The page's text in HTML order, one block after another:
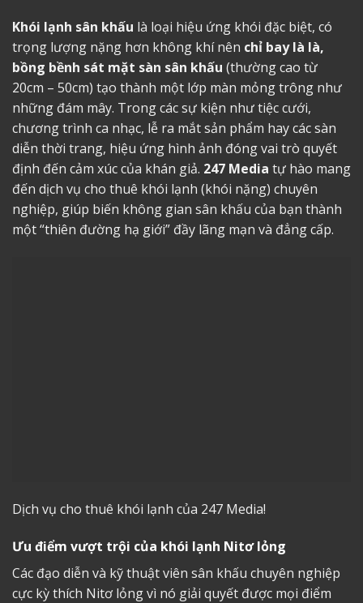
Khói lạnh sân khấu là loại hiệu ứng khói đặc biệt, có
trọng lượng nặng hơn không khí nên chỉ bay là là,
bồng bềnh sát mặt sàn sân khấu (thường cao từ
20cm – 50cm) tạo thành một lớp màn mỏng trông như
những đám mây. Trong các sự kiện như tiệc cưới,
chương trình ca nhạc, lễ ra mắt sản phẩm hay các sàn
diễn thời trang, hiệu ứng hình ảnh đóng vai trò quyết
định đến cảm xúc của khán giả. 247 Media tự hào mang
đến dịch vụ cho thuê khói lạnh (khói nặng) chuyên
nghiệp, giúp biến không gian sân khấu của bạn thành
một “thiên đường hạ giới” đầy lãng mạn và đẳng cấp.
Dịch vụ cho thuê khói lạnh của 247 Media!
Ưu điểm vượt trội của khói lạnh Nitơ lỏng
Các đạo diễn và kỹ thuật viên sân khấu chuyên nghiệp
cực kỳ thích Nitơ lỏng vì nó giải quyết được mọi điểm